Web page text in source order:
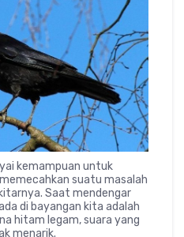
kemampuan untuk
suatu masalah
Saat mendengar
di bayangan kita adalah
hitam legam, suara yang
menarik.